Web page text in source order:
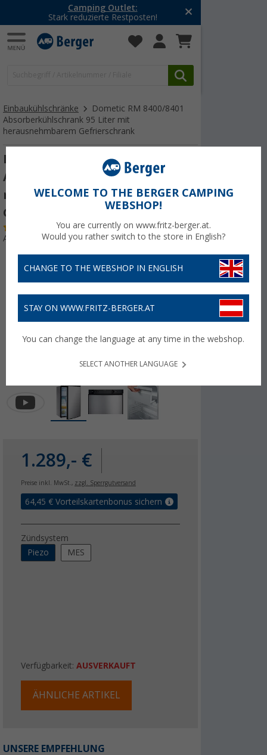
Camping Outlet:
Stark reduzierte Restposten!
Einbaukühlschränke
Dometic RM 8400/8401
Absorberkühlschrank 95 Liter mit
herausnehmbarem Gefrierschrank
Dometic RM 8400
Absorberkühlschrank 95 Liter
mit herausnehmbarem
Gefrierschrank
(2)
Art.-Nr.: 100150
1.289,- €
Preise inkl. MwSt., zzgl. Sperrgutversand
64,45 € Vorteilskartenbonus sichern
Zündsystem
Piezo
MES
Verfügbarkeit: AUSVERKAUFT
ÄHNLICHE ARTIKEL
UNSERE EMPFEHLUNG
WELCOME TO THE BERGER CAMPING
WEBSHOP!
You are currently on www.fritz-berger.at.
Would you rather switch to the store in English?
CHANGE TO THE WEBSHOP IN ENGLISH
STAY ON WWW.FRITZ-BERGER.AT
You can change the language at any time in the webshop.
SELECT ANOTHER LANGUAGE